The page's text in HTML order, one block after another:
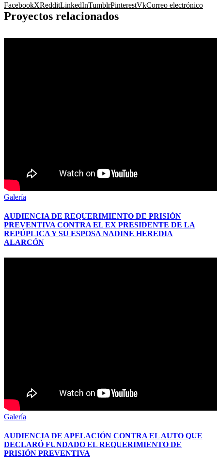
FacebookXRedditLinkedInTumblrPinterestVkCorreo electrónico
Proyectos relacionados
Galería
AUDIENCIA DE REQUERIMIENTO DE PRISIÓN
PREVENTIVA CONTRA EL EX PRESIDENTE DE LA
REPÚPLICA Y SU ESPOSA NADINE HEREDIA
ALARCÓN
Galería
AUDIENCIA DE APELACIÓN CONTRA EL AUTO QUE
DECLARÓ FUNDADO EL REQUERIMIENTO DE
PRISIÓN PREVENTIVA